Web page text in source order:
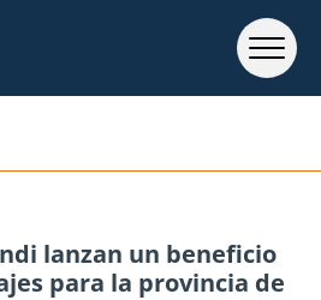
lanzan un beneficio
para la provincia de